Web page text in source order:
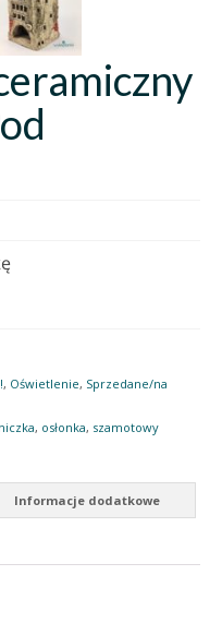
, Oświetlenie, Sprzedane/na
, osłonka, szamotowy
Informacje dodatkowe